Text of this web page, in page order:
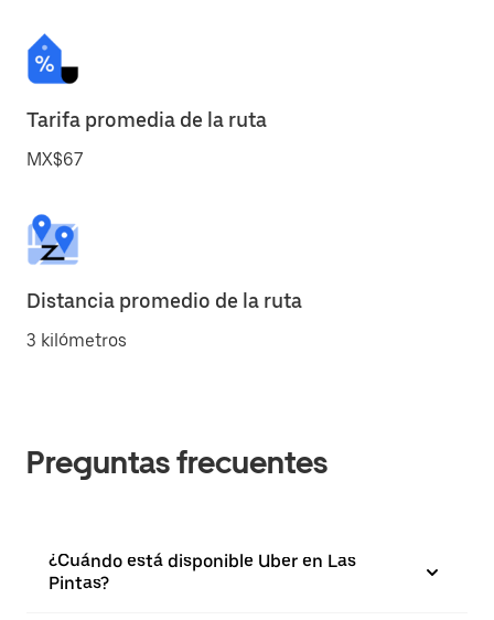
Tarifa promedia de la ruta
MX$67
Distancia promedio de la ruta
3 kilómetros
Preguntas frecuentes
¿Cuándo está disponible Uber en Las
Pintas?